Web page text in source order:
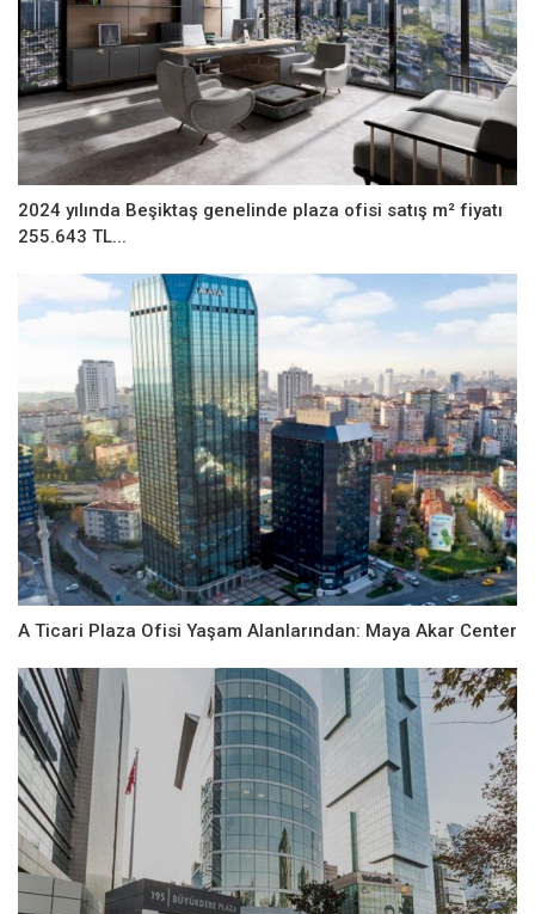
2024 yılında Beşiktaş genelinde plaza ofisi satış m² fiyatı
255.643 TL...
A Ticari Plaza Ofisi Yaşam Alanlarından: Maya Akar Center